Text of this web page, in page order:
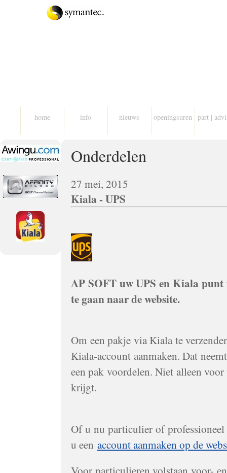
home info nieuws openingsuren part |
Onderdelen
27 mei, 2015
Kiala - UPS
AP SOFT uw UPS en Kiala
te gaan naar de website.
Om een pakje via Kiala te
Kiala-account aanmaken. Dat
een pak voordelen. Niet alleen
krijgt.
Of u nu particulier of
u een account aanmaken op de